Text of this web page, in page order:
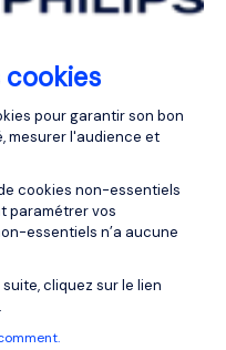
cookies
du
pour garantir son bon
mesurer l'audience et
cookies non-essentiels
paramétrer vos
essentiels n’a aucune
cliquez sur le lien
EUR 70K à 75K